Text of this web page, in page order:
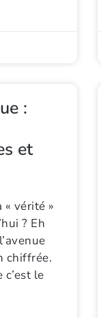
:
et
vérité »
? Eh
chiffrée.
le